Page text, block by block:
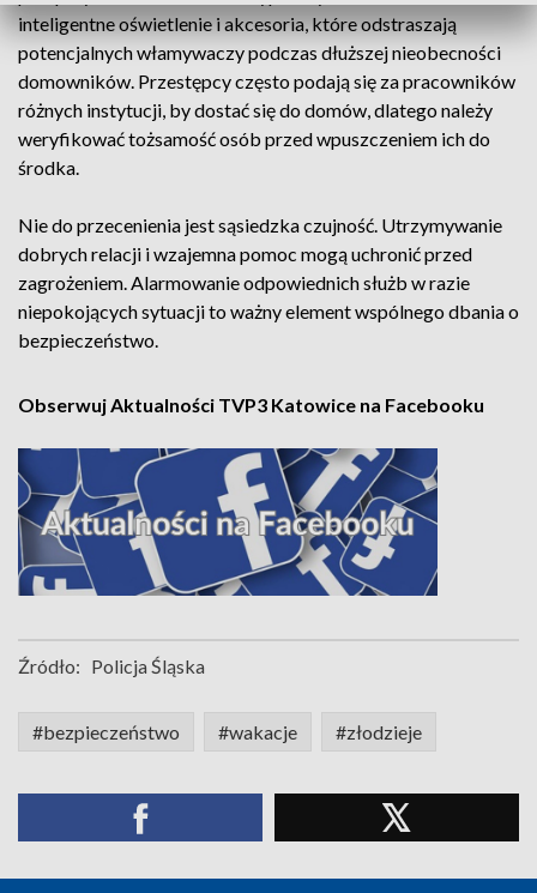
inteligentne oświetlenie i akcesoria, które odstraszają
potencjalnych włamywaczy podczas dłuższej nieobecności
domowników. Przestępcy często podają się za pracowników
różnych instytucji, by dostać się do domów, dlatego należy
weryfikować tożsamość osób przed wpuszczeniem ich do
środka.
Nie do przecenienia jest sąsiedzka czujność. Utrzymywanie
dobrych relacji i wzajemna pomoc mogą uchronić przed
zagrożeniem. Alarmowanie odpowiednich służb w razie
niepokojących sytuacji to ważny element wspólnego dbania o
bezpieczeństwo.
Obserwuj Aktualności TVP3 Katowice na Facebooku
Źródło: Policja Śląska
#bezpieczeństwo #wakacje #złodzieje